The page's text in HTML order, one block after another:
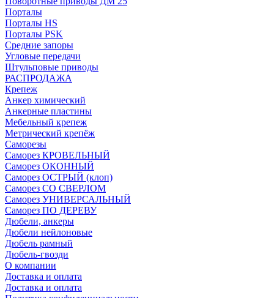
Порталы
Порталы HS
Порталы PSK
Средние запоры
Угловые передачи
Штульповые приводы
РАСПРОДАЖА
Крепеж
Анкер химический
Анкерные пластины
Мебельный крепеж
Метрический крепёж
Саморезы
Саморез КРОВЕЛЬНЫЙ
Саморез ОКОННЫЙ
Саморез ОСТРЫЙ (клоп)
Саморез СО СВЕРЛОМ
Саморез УНИВЕРСАЛЬНЫЙ
Саморез ПО ДЕРЕВУ
Дюбели, анкеры
Дюбели нейлоновые
Дюбель рамный
Дюбель-гвозди
О компании
Доставка и оплата
Доставка и оплата